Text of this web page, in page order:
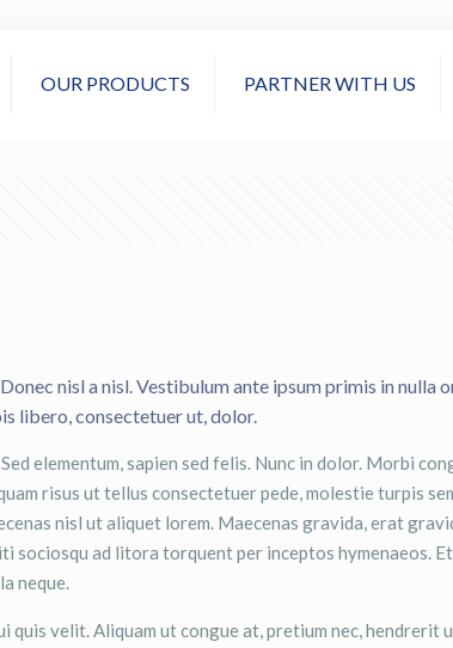
OUR PRODUCTS PARTNER WITH US
nisl a nisl. Vestibulum ante ipsum primis in nulla
libero, consectetuer ut, dolor.
elementum, sapien sed felis. Nunc in dolor. Morbi
risus ut tellus consectetuer pede, molestie turpis
nisl ut aliquet lorem. Maecenas gravida, erat
sociosqu ad litora torquent per inceptos hymenaeos.
neque.
velit. Aliquam ut congue at, pretium nec,